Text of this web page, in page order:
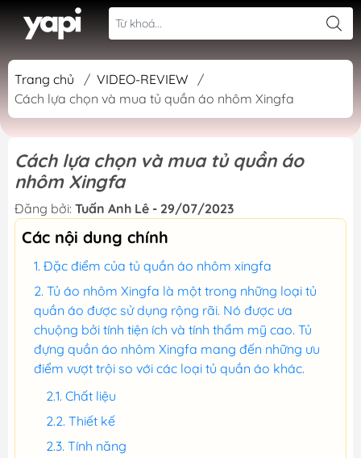
Trang chủ / VIDEO-REVIEW
/
Cách lựa chọn và mua tủ quần áo nhôm Xingfa
Cách lựa chọn và mua tủ quần áo
nhôm Xingfa
Đăng bởi: Tuấn Anh Lê - 29/07/2023
Các nội dung chính
Đặc điểm của tủ quần áo nhôm xingfa
Tủ áo nhôm Xingfa là một trong những loại tủ
quần áo được sử dụng rộng rãi. Nó được ưa
chuộng bởi tính tiện ích và tính thẩm mỹ cao. Tủ
đựng quần áo nhôm Xingfa mang đến những ưu
điểm vượt trội so với các loại tủ quần áo khác.
Chất liệu
Thiết kế
Tính năng